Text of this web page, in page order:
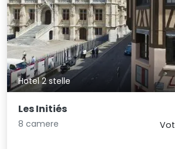
Hotel 2 stelle
Les Initiés
8 camere